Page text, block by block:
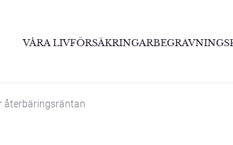
VÅRA LIVFÖRSÄKRINGAR
återbäringsräntan